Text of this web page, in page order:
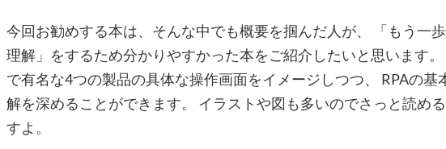
今回お勧めする本は、そんな中でも概要を掴んだ人が、 「もう一
理解」をするため分かりやすかった本をご紹介したいと思います。
で有名な4つの製品の具体な操作画面をイメージしつつ、 RPAの基
解を深めることができます。 イラストや図も多いのでさっと読め
すよ。